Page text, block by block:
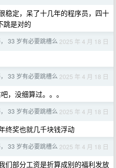
稳定，呆了十几年的程序员，四十
跳是对的
， 33 岁有必要跳槽么 2025 年 4 月 18 日
， 33 岁有必要跳槽么 2025 年 4 月 18 日
，没细算过。。。
， 33 岁有必要跳槽么 2025 年 4 月 18 日
终奖也就几千块钱浮动
， 33 岁有必要跳槽么 2025 年 4 月 18 日
们部分工资是折算成别的福利发放